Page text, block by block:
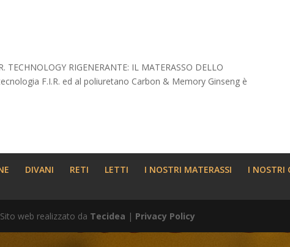
RIGENERANTE: IL MATERASSO DELLO
F.I.R. ed al poliuretano Carbon & Memory Ginseng è
DIVANI RETI LETTI I NOSTRI MATERASSI
I NOSTRI
web realizzato da Tecidea | Privacy Policy